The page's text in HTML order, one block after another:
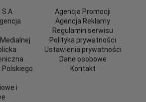
i
Agencja Promocji
Agencja Reklamy
Regulamin serwisu
Polityka prywatności
Ustawienia prywatności
Dane osobowe
Kontakt